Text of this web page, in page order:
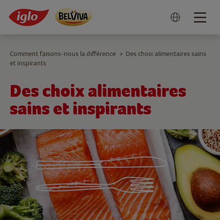
Des choix alimentaires
sains et inspirants
Comment faisons-nous la différence > Des choix alimentaires sains
et inspirants